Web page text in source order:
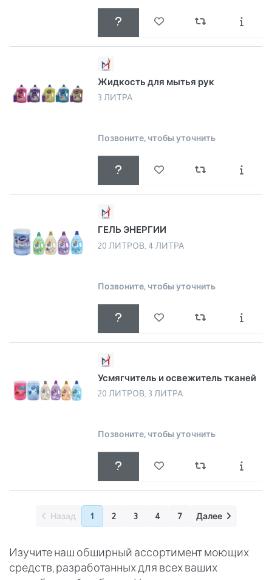
Жидкость для мытья рук
3 ЛИТРА
Позвоните, чтобы уточнить
ГЕЛЬ ЭНЕРГИИ
20 ЛИТРОВ, 4 ЛИТРА
Позвоните, чтобы уточнить
Усмягчитель и освежитель тканей
20 ЛИТРОВ, 3 ЛИТРА
Позвоните, чтобы уточнить
Назад 1 2 3 4 7 Далее
Изучите наш обширный ассортимент моющих
средств, разработанных для всех ваших